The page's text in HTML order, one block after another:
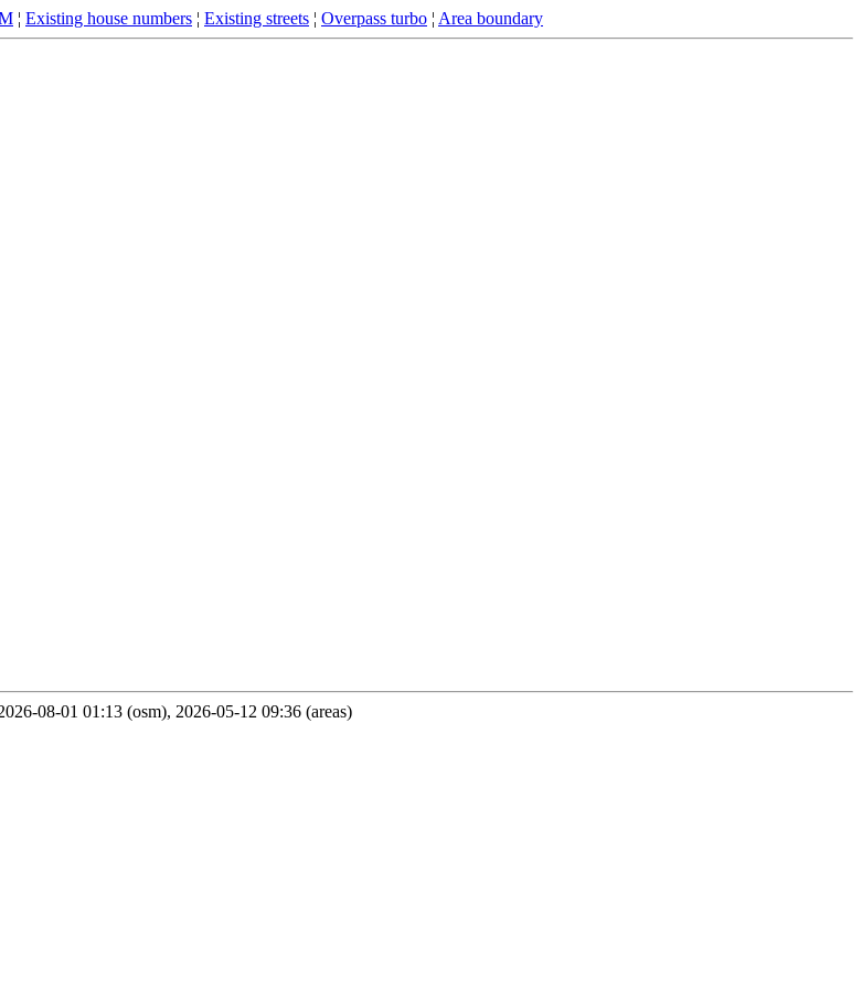
¦ Existing house numbers ¦ Existing streets ¦ Overpass turbo ¦ Area boundary
08-01 01:13 (osm), 2026-05-12 09:36 (areas)